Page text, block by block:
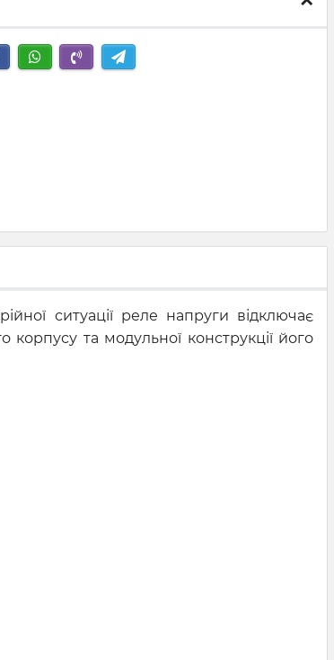
ситуації реле напруги відключає
та модульної конструкції його